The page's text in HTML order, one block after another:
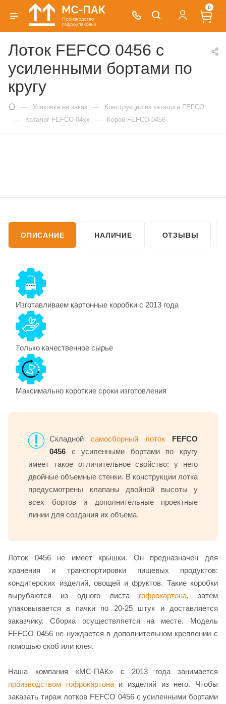
0
Лоток FEFCO 0456 с
усиленными бортами по
кругу
— Упаковка на заказ — Конструкции из каталога FEFCO
— Каталог FEFCO 04xx — Короб FEFCO 0456
ОПИСАНИЕ НАЛИЧИЕ ОТЗЫВЫ
Изготавливаем картонные коробки с 2013 года
Только качественное сырье
Максимально короткие сроки изготовления
Складной самосборный лоток
FEFCO
0456 с усиленными бортами по кругу
имеет такое отличительное свойство: у него
двойные объемные стенки. В конструкции лотка
предусмотрены клапаны двойной высоты у
всех бортов и дополнительные проектные
линии для создания их объема.
Лоток 0456 не имеет крышки. Он предназначен для
хранения и транспортировки пищевых продуктов:
кондитерских изделий, овощей и фруктов. Такие коробки
вырубаются из одного листа гофрокартона, затем
упаковывается в пачки по 20-25 штук и доставляется
заказчику. Сборка осуществляется на месте. Модель
FEFCO 0456 не нуждается в дополнительном креплении с
помощью скоб или клея.
Наша компания «МС-ПАК» с 2013 года занимается
производством гофрокартонаи изделий из него. Чтобы
заказать тираж лотков FEFCO 0456 с усиленными бортами